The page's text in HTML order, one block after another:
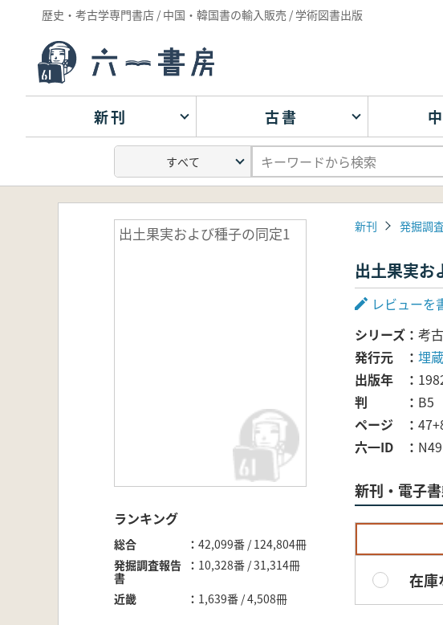
歴史・考古学専門書店 / 中国・韓国書の輸入販売 / 学術図書出版
新刊 古書
出土果実および種子の同定1
ランキング
総合
42,099番 / 124,804冊
発掘調査報告
書
10,328番 / 31,314冊
近畿 1,639番 / 4,508冊
新刊 発掘調
出土果実お
レビューを
シリーズ
考
発行元
埋
出版年
判
B5
ページ
六一ID
新刊・電子
在庫